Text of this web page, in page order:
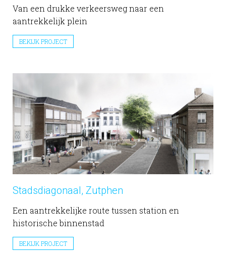
Van een drukke verkeersweg naar een
aantrekkelijk plein
BEKIJK PROJECT
Stadsdiagonaal, Zutphen
Een aantrekkelijke route tussen station en
historische binnenstad
BEKIJK PROJECT